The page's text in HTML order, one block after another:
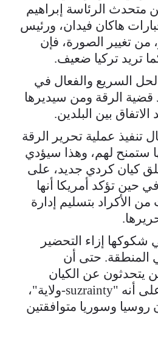
الرئاسة إبراهيم
هاكان فيدان، ورئيس
من تغيير الصورة، فإن
تريد تركيا ضعيف.
السريع والفعال في
الرقة ومن سيديرها
بين البلدين.
تنفيذ عملية تحرير الرقة
ستمنح لهم، وهذا سيؤدي
كيان كردي جديد، على
حين تؤكد أمريكا أنها
الأكراد بتسليم إدارة
شكوكها إزاء التحضير
المنطقة. حتى أن
يتحدثون عن الكيان
الكردي المستقبلي على أنه "suzrainty-ولاية"،
وسوريا متوافقتين